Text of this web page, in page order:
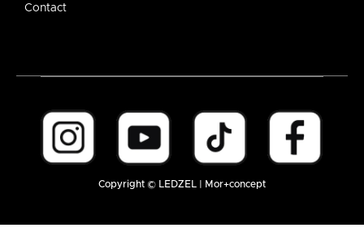
Contact
Copyright © LEDZEL | Mor+concept